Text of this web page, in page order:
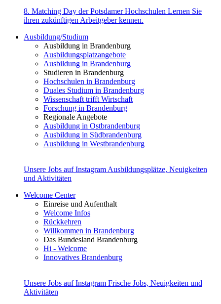
8. Matching Day der Potsdamer Hochschulen Lernen Sie
ihren zukünftigen Arbeitgeber kennen.
Ausbildung/Studium
Ausbildung in Brandenburg
Ausbildungsplatzangebote
Ausbildung in Brandenburg
Studieren in Brandenburg
Hochschulen in Brandenburg
Duales Studium in Brandenburg
Wissenschaft trifft Wirtschaft
Forschung in Brandenburg
Regionale Angebote
Ausbildung in Ostbrandenburg
Ausbildung in Südbrandenburg
Ausbildung in Westbrandenburg
Unsere Jobs auf Instagram Ausbildungsplätze, Neuigkeiten
und Aktivitäten
Welcome Center
Einreise und Aufenthalt
Welcome Infos
Rückkehren
Willkommen in Brandenburg
Das Bundesland Brandenburg
Hi - Welcome
Innovatives Brandenburg
Unsere Jobs auf Instagram Frische Jobs, Neuigkeiten und
Aktivitäten